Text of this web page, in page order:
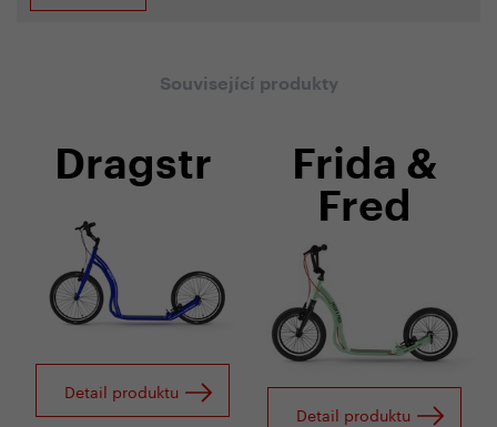
Související produkty
Dragstr
Detail produktu
Frida &
Fred
Detail produktu